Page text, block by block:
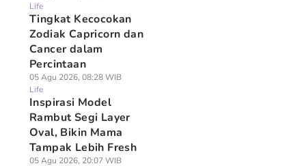
Life
Tingkat Kecocokan
Zodiak Capricorn dan
Cancer dalam
Percintaan
05 Agu 2026, 08:28 WIB
Life
Inspirasi Model
Rambut Segi Layer
Oval, Bikin Mama
Tampak Lebih Fresh
05 Agu 2026, 20:07 WIB